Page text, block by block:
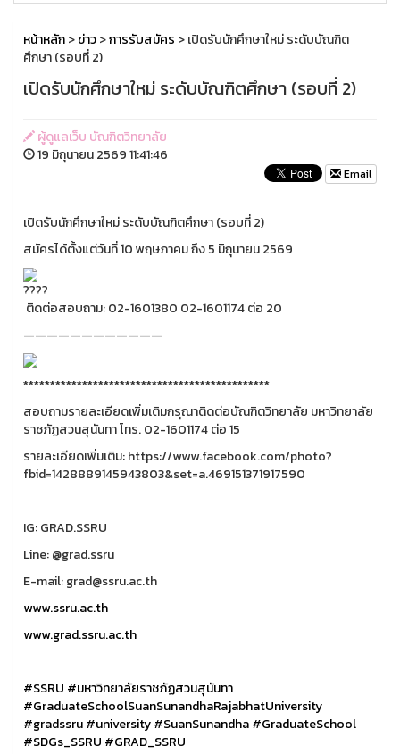
หน้าหลัก>ข่าว>การรับสมัคร > เปิดรับนักศึกษาใหม่ ระดับบัณฑิต
ศึกษา (รอบที่ 2)
เปิดรับนักศึกษาใหม่ ระดับบัณฑิตศึกษา (รอบที่ 2)
ผู้ดูแลเว็บ บัณฑิตวิทยาลัย
19 มิถุนายน 2569 11:41:46
Email
เปิดรับนักศึกษาใหม่ ระดับบัณฑิตศึกษา (รอบที่ 2)
สมัครได้ตั้งแต่วันที่ 10 พฤษภาคม ถึง 5 มิถุนายน 2569
ติดต่อสอบถาม: 02-1601380 02-1601174 ต่อ 20
————————————
**********************************************
สอบถามรายละเอียดเพิ่มเติมกรุณาติดต่อบัณฑิตวิทยาลัย มหาวิทยาลัย
ราชภัฏสวนสุนันทา โทร. 02-1601174 ต่อ 15
รายละเอียดเพิ่มเติม: https://www.facebook.com/photo?
fbid=1428889145943803&set=a.469151371917590
IG: GRAD.SSRU
Line: @grad.ssru
E-mail: grad@ssru.ac.th
www.ssru.ac.th
www.grad.ssru.ac.th
#SSRU #มหาวิทยาลัยราชภัฏสวนสุนันทา
#GraduateSchoolSuanSunandhaRajabhatUniversity
#gradssru#university#SuanSunandha#GraduateSchool
#SDGs_SSRU #GRAD_SSRU